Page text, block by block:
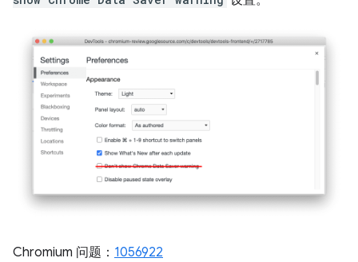
Chromium 问题： 1056922